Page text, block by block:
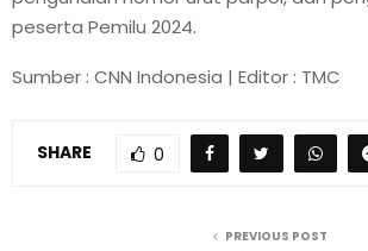
peserta Pemilu 2024.
Sumber : CNN Indonesia | Editor : TMC
SHARE 0
PREVIOUS POST